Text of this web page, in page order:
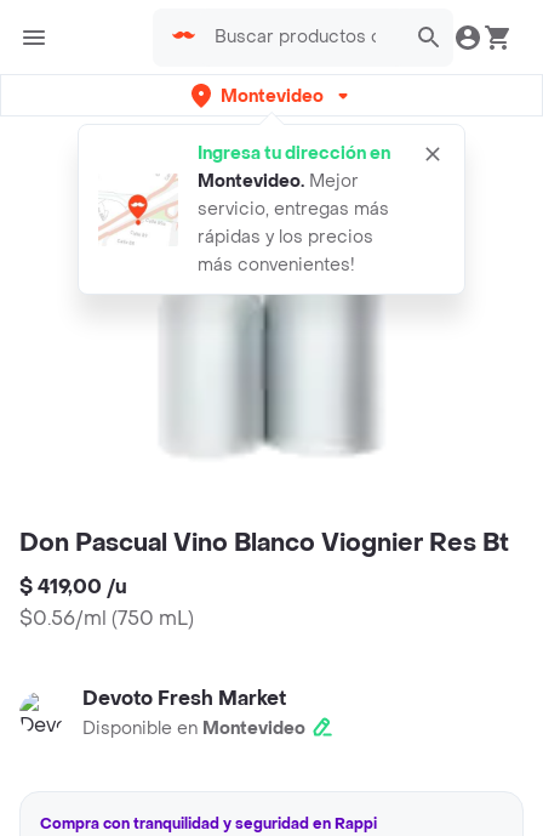
Montevideo
Ingresa tu dirección en
Montevideo. Mejor
servicio, entregas más
rápidas y los precios
más convenientes!
Don Pascual Vino Blanco Viognier Res Bt
$ 419,00 /u
$0.56/ml (750 mL)
Devoto Fresh Market
Disponible en Montevideo
Compra con tranquilidad y seguridad en Rappi